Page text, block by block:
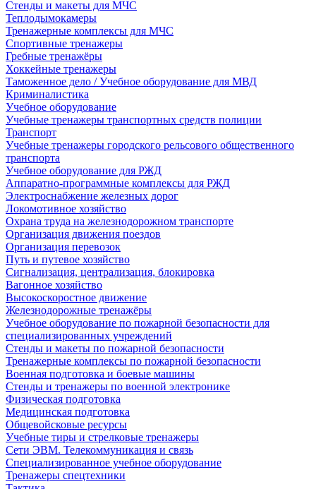
Стенды и макеты для МЧС
Теплодымокамеры
Тренажерные комплексы для МЧС
Спортивные тренажеры
Гребные тренажёры
Хоккейные тренажеры
Таможенное дело / Учебное оборудование для МВД
Криминалистика
Учебное оборудование
Учебные тренажеры транспортных средств полиции
Транспорт
Учебные тренажеры городского рельсового общественного
транспорта
Учебное оборудование для РЖД
Аппаратно-программные комплексы для РЖД
Электроснабжение железных дорог
Локомотивное хозяйство
Охрана труда на железнодорожном транспорте
Организация движения поездов
Организация перевозок
Путь и путевое хозяйство
Сигнализация, централизация, блокировка
Вагонное хозяйство
Высокоскоростное движение
Железнодорожные тренажёры
Учебное оборудование по пожарной безопасности для
специализированных учреждений
Стенды и макеты по пожарной безопасности
Тренажерные комплексы по пожарной безопасности
Военная подготовка и боевые машины
Стенды и тренажеры по военной электронике
Физическая подготовка
Медицинская подготовка
Общевойсковые ресурсы
Учебные тиры и стрелковые тренажеры
Сети ЭВМ. Телекоммуникация и связь
Специализированное учебное оборудование
Тренажеры спецтехники